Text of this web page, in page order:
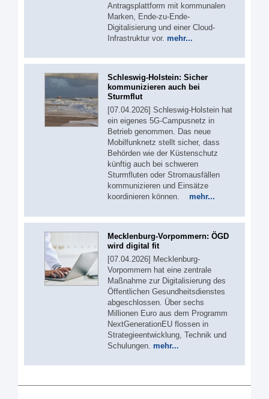
Antragsplattform mit kommunalen
Marken, Ende-zu-Ende-
Digitalisierung und einer Cloud-
Infrastruktur vor. mehr...
Schleswig-Holstein: Sicher
kommunizieren auch bei
Sturmflut
[07.04.2026] Schleswig-Holstein hat
ein eigenes 5G‑Campusnetz in
Betrieb genommen. Das neue
Mobilfunknetz stellt sicher, dass
Behörden wie der Küstenschutz
künftig auch bei schweren
Sturmfluten oder Stromausfällen
kommunizieren und Einsätze
koordinieren können. mehr...
Mecklenburg-Vorpommern: ÖGD
wird digital fit
[07.04.2026] Mecklenburg-
Vorpommern hat eine zentrale
Maßnahme zur Digitalisierung des
Öffentlichen Gesundheitsdienstes
abgeschlossen. Über sechs
Millionen Euro aus dem Programm
NextGenerationEU flossen in
Strategieentwicklung, Technik und
Schulungen. mehr...